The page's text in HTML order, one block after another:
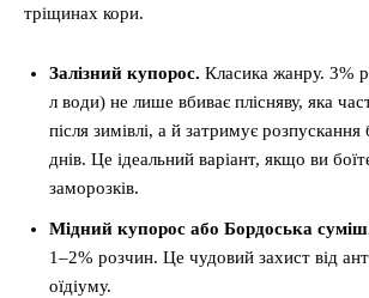
тріщинах кори.
Залізний купорос. Класика жанру. 3%
л води) не лише вбиває плісняву, яка
після зимівлі, а й затримує
днів. Це ідеальний варіант, якщо ви
заморозків.
Мідний купорос або Бордоська
1–2% розчин. Це чудовий захист від
оїдіуму.